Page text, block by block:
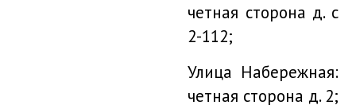
четная сторона д. с
2-112;
Улица Набережная:
четная сторона д. 2;